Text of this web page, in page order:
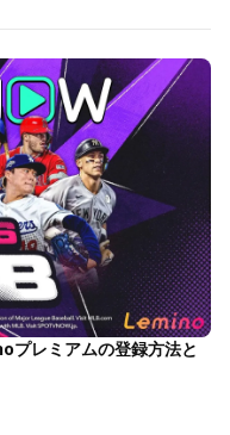
プレミアムの登録方法と